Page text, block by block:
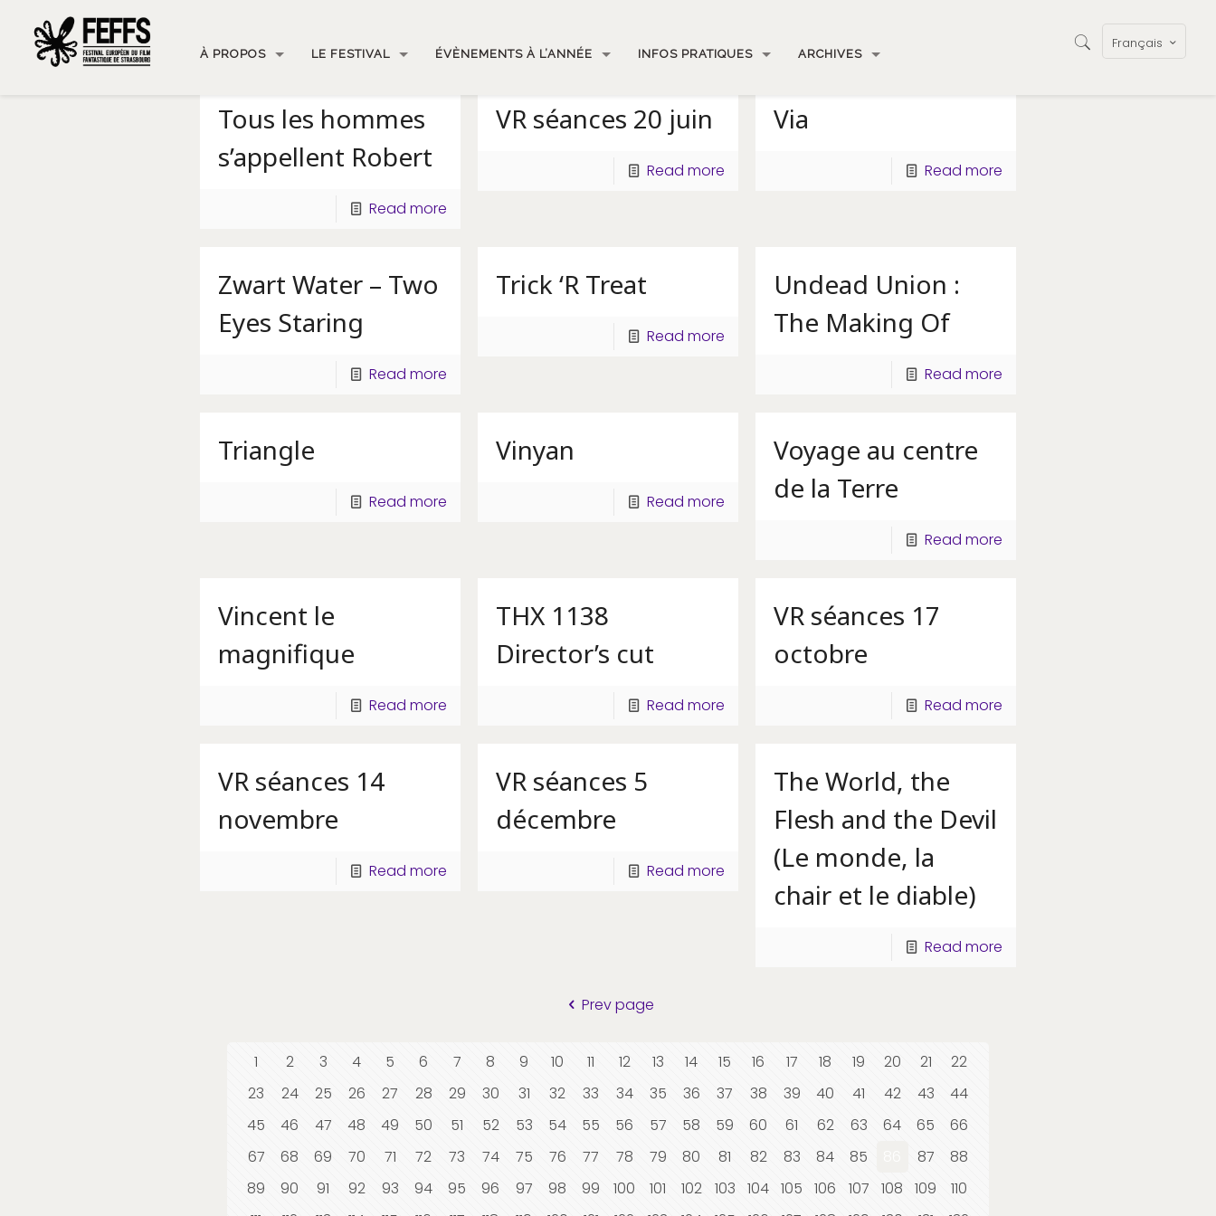
À PROPOS LE FESTIVAL ÉVÈNEMENTS À L’ANNÉE INFOS PRATIQUES ARCHIVES
Français
Tous les hommes
s’appellent Robert
Read more
VR séances 20 juin
Read more
Via
Read more
Zwart Water – Two
Eyes Staring
Read more
Trick ‘R Treat
Read more
Undead Union :
The Making Of
Read more
Triangle
Read more
Vinyan
Read more
Voyage au centre
de la Terre
Read more
Vincent le
magnifique
Read more
THX 1138
Director’s cut
Read more
VR séances 17
octobre
Read more
VR séances 14
novembre
Read more
VR séances 5
décembre
Read more
The World, the
Flesh and the Devil
(Le monde, la
chair et le diable)
Read more
Prev page
1 2 3 4 5 6 7 8 9 10 11 12 13 14 15 16 17 18 19 20 21
22
23
24 25 26 27 28 29 30 31 32 33 34 35 36 37 38 39 40 41 42 43
44
45
46 47 48 49 50 51 52 53 54 55 56 57 58 59 60 61 62 63 64 65
66
67
68 69 70 71 72 73 74 75 76 77 78 79 80 81 82 83 84 85 87
88
89
90 91 92 93 94 95 96 97 98 99 100 101 102 103 104 105 106 107 108 109
110